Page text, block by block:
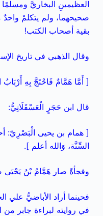
العظيمينِ البخاريَّ
صحيحهما، ولم يتكلمْ
بقية أصحاب الكتب!
وقال الذهبي في تاريخ
[ أَمَّا هَمَّامٌ فَاحْتَجَّ بِهِ أَرْبَابُ
قال ابن حَجَرٍ الْعَسْقَلَانِيُّ:
[ همام بن يحيى الْبَصْرِيّ:
السِّتَّة، وَالله أعلم ].
وفجأةً صار هَمَّامُ بْنُ يَحْيَى
فحينما أراد الأباضيُّ
في روايته لبراءة جابر من